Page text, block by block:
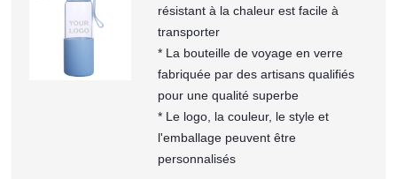
résistant à la chaleur est facile à
transporter
* La bouteille de voyage en verre
fabriquée par des artisans qualifiés
pour une qualité superbe
* Le logo, la couleur, le style et
l'emballage peuvent être
personnalisés